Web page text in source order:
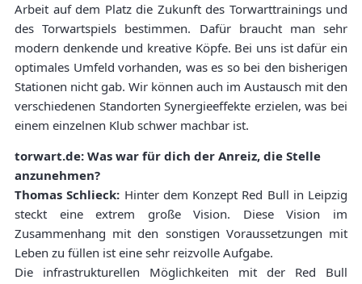
Arbeit auf dem Platz die Zukunft des Torwarttrainings und
des Torwartspiels bestimmen. Dafür braucht man sehr
modern denkende und kreative Köpfe. Bei uns ist dafür ein
optimales Umfeld vorhanden, was es so bei den bisherigen
Stationen nicht gab. Wir können auch im Austausch mit den
verschiedenen Standorten Synergieeffekte erzielen, was bei
einem einzelnen Klub schwer machbar ist.
torwart.de: Was war für dich der Anreiz, die Stelle
anzunehmen?
Thomas Schlieck: Hinter dem Konzept Red Bull in Leipzig
steckt eine extrem große Vision. Diese Vision im
Zusammenhang mit den sonstigen Voraussetzungen mit
Leben zu füllen ist eine sehr reizvolle Aufgabe.
Die infrastrukturellen Möglichkeiten mit der Red Bull